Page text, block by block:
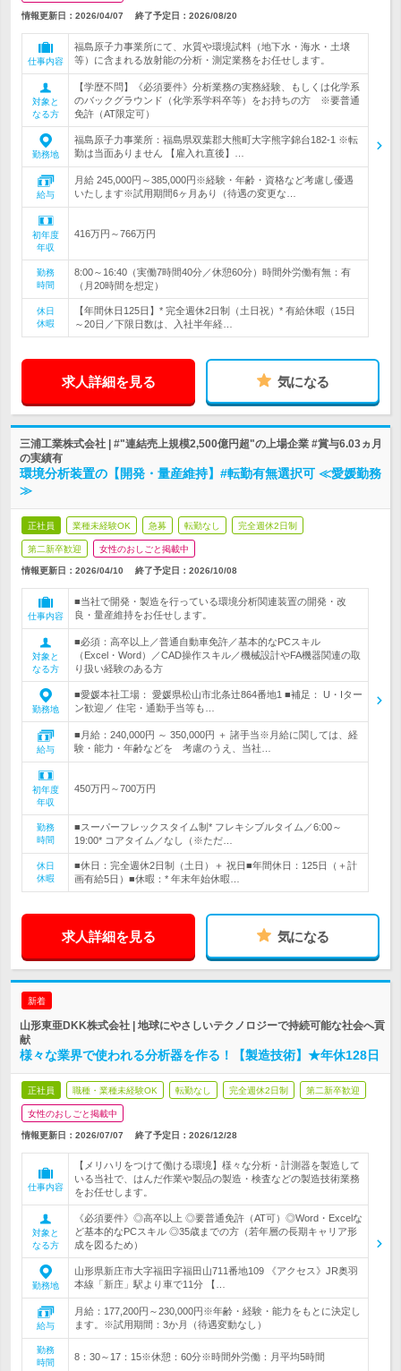
情報更新日：2026/04/07 終了予定日： 2026/08/20
仕事内容
福島原子力事業所にて、水質や環境試料（地下水・海水・土壌
等）に含まれる放射能の分析・測定業務をお任せします。
対象と
なる方
【学歴不問】《必須要件》分析業務の実務経験、もしくは化学系
のバックグラウンド（化学系学科卒等）をお持ちの方 ※要普通
免許（AT限定可）
勤務地
福島原子力事業所：福島県双葉郡大熊町大字熊字錦台182-1 ※転
勤は当面ありません 【雇入れ直後】…
給与
月給 245,000円～385,000円※経験・年齢・資格など考慮し優遇
いたします※試用期間6ヶ月あり（待遇の変更な…
初年度
年収
416万円～766万円
勤務
時間
8:00～16:40（実働7時間40分／休憩60分）時間外労働有無：有
（月20時間を想定）
休日
休暇
【年間休日125日】* 完全週休2日制（土日祝）* 有給休暇（15日
～20日／下限日数は、入社半年経…
求人詳細を見る 気になる
三浦工業株式会社 | #"連結売上規模2,500億円超"の上場企業 #賞与6.03ヵ月
の実績有
環境分析装置の【開発・量産維持】#転勤有無選択可 ≪愛媛勤務
≫
正社員 業種未経験OK 急募 転勤なし 完全週休2日制
第二新卒歓迎 女性のおしごと掲載中
情報更新日：2026/04/10 終了予定日： 2026/10/08
仕事内容
■当社で開発・製造を行っている環境分析関連装置の開発・改
良・量産維持をお任せします。
対象と
なる方
■必須：高卒以上／普通自動車免許／基本的なPCスキル
（Excel・Word）／CAD操作スキル／機械設計やFA機器関連の取
り扱い経験のある方
勤務地
■愛媛本社工場： 愛媛県松山市北条辻864番地1 ■補足： U・Iター
ン歓迎／ 住宅・通勤手当等も…
給与
■月給：240,000円 ～ 350,000円 ＋ 諸手当※月給に関しては、経
験・能力・年齢などを 考慮のうえ、当社…
初年度
年収
450万円～700万円
勤務
時間
■スーパーフレックスタイム制* フレキシブルタイム／6:00～
19:00* コアタイム／なし（※ただ…
休日
休暇
■休日：完全週休2日制（土日）＋ 祝日■年間休日：125日（＋計
画有給5日）■休暇：* 年末年始休暇…
求人詳細を見る 気になる
新着
山形東亜DKK株式会社 | 地球にやさしいテクノロジーで持続可能な社会へ貢
献
様々な業界で使われる分析器を作る！【製造技術】★年休128日
正社員 職種・業種未経験OK 転勤なし 完全週休2日制 第二新卒歓迎
女性のおしごと掲載中
情報更新日：2026/07/07 終了予定日： 2026/12/28
仕事内容
【メリハリをつけて働ける環境】様々な分析・計測器を製造して
いる当社で、はんだ作業や製品の製造・検査などの製造技術業務
をお任せします。
対象と
なる方
《必須要件》◎高卒以上 ◎要普通免許（AT可）◎Word・Excelな
ど基本的なPCスキル ◎35歳までの方（若年層の長期キャリア形
成を図るため）
勤務地
山形県新庄市大字福田字福田山711番地109 《アクセス》JR奥羽
本線「新庄」駅より車で11分 【…
給与
月給：177,200円～230,000円※年齢・経験・能力をもとに決定し
ます。※試用期間：3か月（待遇変動なし）
勤務
時間
8：30～17：15※休憩：60分※時間外労働：月平均5時間